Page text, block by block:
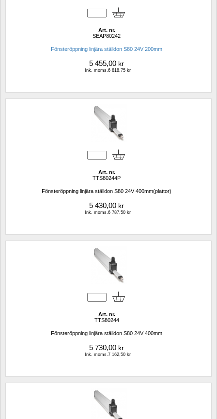
Art. nr.
SEAP80242
Fönsteröppning linjära ställdon S80 24V 200mm
5 455,00 kr
Ink. moms.6 818,75 kr
Art. nr.
TTS80244P
Fönsteröppning linjära ställdon S80 24V 400mm(plattor)
5 430,00 kr
Ink. moms.6 787,50 kr
Art. nr.
TTS80244
Fönsteröppning linjära ställdon S80 24V 400mm
5 730,00 kr
Ink. moms.7 162,50 kr